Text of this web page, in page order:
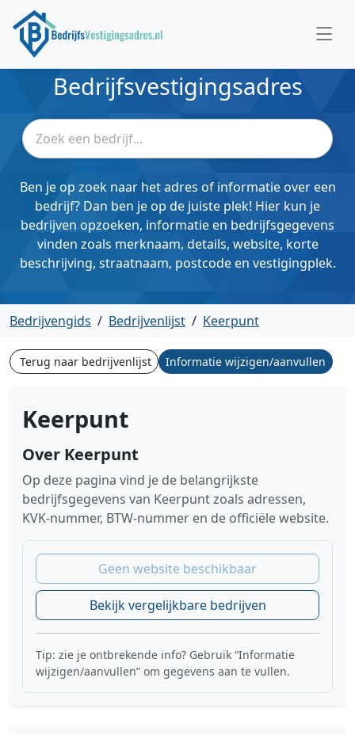
Bedrijfsvestigingsadres
Ben je op zoek naar het adres of informatie over een
bedrijf? Dan ben je op de juiste plek! Hier kun je
bedrijven opzoeken, informatie en bedrijfsgegevens
vinden zoals merknaam, details, website, korte
beschrijving, straatnaam, postcode en vestigingplek.
Bedrijvengids / Bedrijvenlijst / Keerpunt
Terug naar bedrijvenlijst Informatie wijzigen/aanvullen
Keerpunt
Over Keerpunt
Op deze pagina vind je de belangrijkste
bedrijfsgegevens van Keerpunt zoals adressen,
KVK-nummer, BTW-nummer en de officiële website.
Geen website beschikbaar
Bekijk vergelijkbare bedrijven
Tip: zie je ontbrekende info? Gebruik “Informatie
wijzigen/aanvullen” om gegevens aan te vullen.